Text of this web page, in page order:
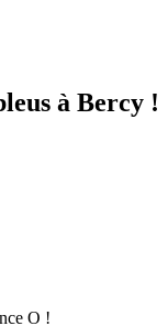
à Bercy !
O !